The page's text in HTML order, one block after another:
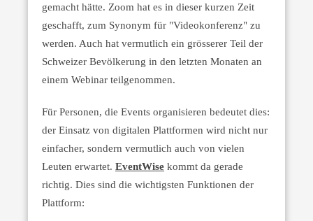
gemacht hätte. Zoom hat es in dieser kurzen Zeit
geschafft, zum Synonym für "Videokonferenz" zu
werden. Auch hat vermutlich ein grösserer Teil der
Schweizer Bevölkerung in den letzten Monaten an
einem Webinar teilgenommen.
Für Personen, die Events organisieren bedeutet dies:
der Einsatz von digitalen Plattformen wird nicht nur
einfacher, sondern vermutlich auch von vielen
Leuten erwartet. EventWise kommt da gerade
richtig. Dies sind die wichtigsten Funktionen der
Plattform: